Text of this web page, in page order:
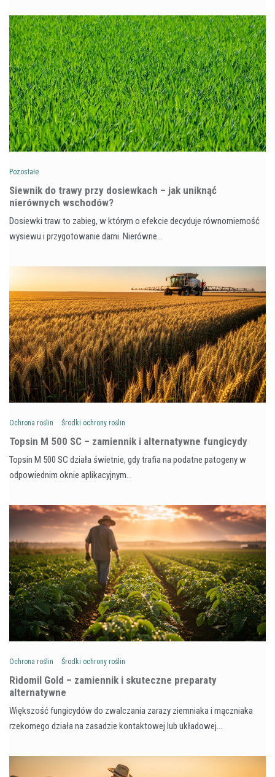
Pozostałe
Siewnik do trawy przy dosiewkach – jak uniknąć
nierównych wschodów?
Dosiewki traw to zabieg, w którym o efekcie decyduje równomierność
wysiewu i przygotowanie darni. Nierówne…
Ochrona roślin Środki ochrony roślin
Topsin M 500 SC – zamiennik i alternatywne fungicydy
Topsin M 500 SC działa świetnie, gdy trafia na podatne patogeny w
odpowiednim oknie aplikacyjnym…
Ochrona roślin Środki ochrony roślin
Ridomil Gold – zamiennik i skuteczne preparaty
alternatywne
Większość fungicydów do zwalczania zarazy ziemniaka i mączniaka
rzekomego działa na zasadzie kontaktowej lub układowej…